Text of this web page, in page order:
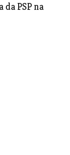
PSP na